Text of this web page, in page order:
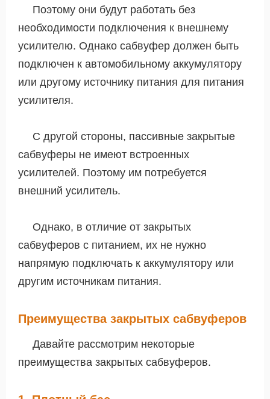
Поэтому они будут работать без
необходимости подключения к внешнему
усилителю. Однако сабвуфер должен быть
подключен к автомобильному аккумулятору
или другому источнику питания для питания
усилителя.
С другой стороны, пассивные закрытые
сабвуферы не имеют встроенных
усилителей. Поэтому им потребуется
внешний усилитель.
Однако, в отличие от закрытых
сабвуферов с питанием, их не нужно
напрямую подключать к аккумулятору или
другим источникам питания.
Преимущества закрытых сабвуферов
Давайте рассмотрим некоторые
преимущества закрытых сабвуферов.